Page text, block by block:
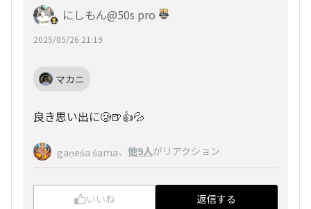
にしもん@50s pro
2025/05/26 21:19
マカニ
良き思い出に🥲🍺👍💦
gaṇeśa śama、 他9人がリアクション
いいね 返信する